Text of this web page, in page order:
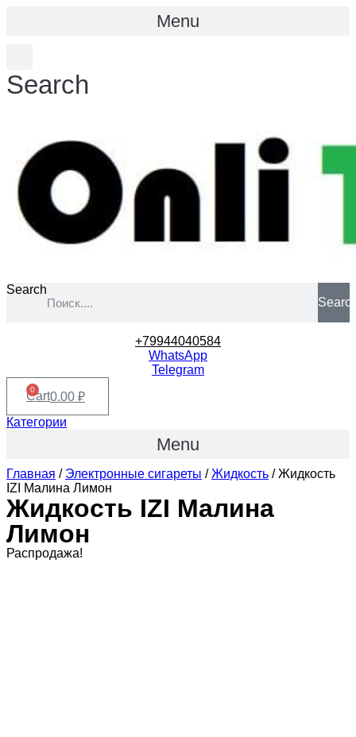
Menu
Search
Search
+79944040584
WhatsApp
Telegram
0.00 ₽
0
Cart
Категории
Menu
Главная / Электронные сигареты /Жидкость / Жидкость
IZI Малина Лимон
Жидкость IZI Малина
Лимон
Распродажа!